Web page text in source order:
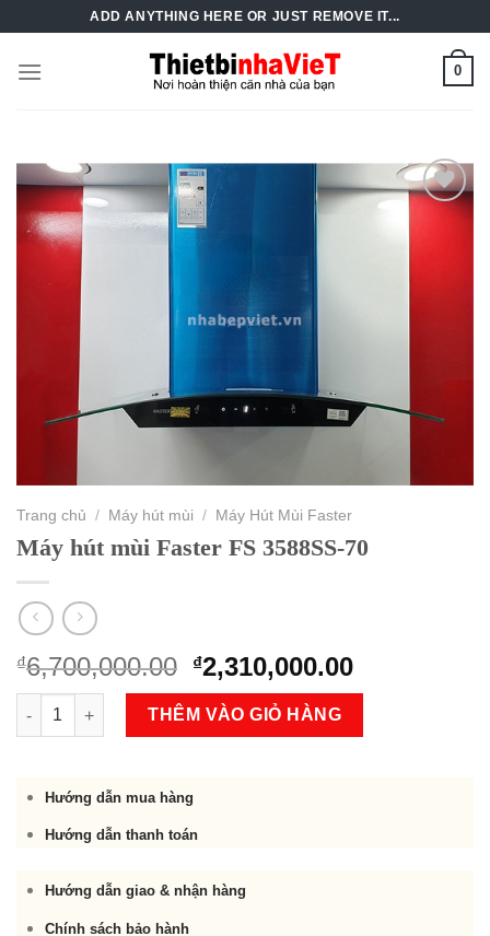
content
ADD ANYTHING HERE OR JUST REMOVE IT...
0
Trang chủ / Máy hút mùi / Máy Hút Mùi Faster
Máy hút mùi Faster FS 3588SS-70
₫6,700,000.00 Original
price
was:
₫6,700,000.00.
₫2,310,000.00Current
price
Máy hút mùi Faster FS 3588SS-70 số lượng
THÊM VÀO GIỎ HÀNG
Hướng dẫn mua hàng
Hướng dẫn thanh toán
Hướng dẫn giao & nhận hàng
Chính sách bảo hành